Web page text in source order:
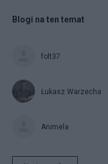
Blogi na ten temat
folt37
Łukasz Warzecha
Animela